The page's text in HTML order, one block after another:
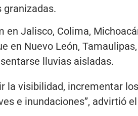
granizadas.
Jalisco, Colima,
en Nuevo León,
lluvias aisladas.
la visibilidad, incrementar
e inundaciones”, advirtió